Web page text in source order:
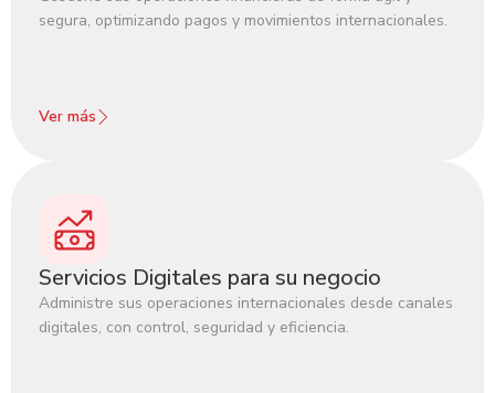
segura, optimizando pagos y movimientos internacionales.
Ver más
Servicios Digitales para su negocio
Administre sus operaciones internacionales desde canales
digitales, con control, seguridad y eficiencia.